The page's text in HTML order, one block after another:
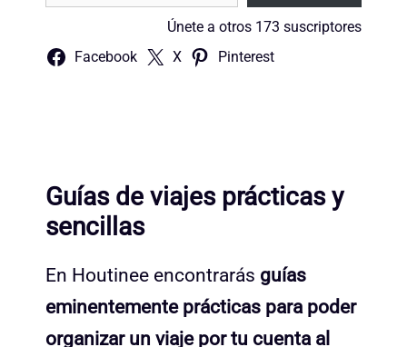
Únete a otros 173 suscriptores
Facebook X Pinterest
Guías de viajes prácticas y
sencillas
En Houtinee encontrarás guías
eminentemente prácticas para poder
organizar un viaje por tu cuenta al